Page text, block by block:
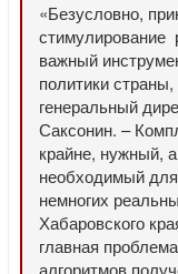
«Безусловно,
стимулирование
важный
политики
генеральный
Саксонин. –
крайне, нужный,
необходимый
немногих
Хабаровского
главная
алгоритмов